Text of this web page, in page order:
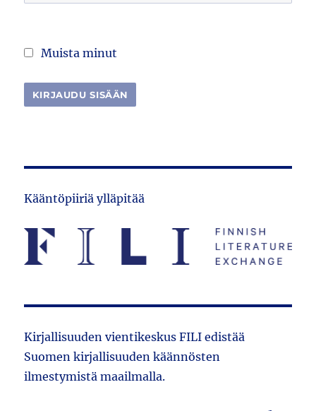
Muista minut
Kääntöpiiriä ylläpitää
Kirjallisuuden vientikeskus FILI edistää
Suomen kirjallisuuden käännösten
ilmestymistä maailmalla.